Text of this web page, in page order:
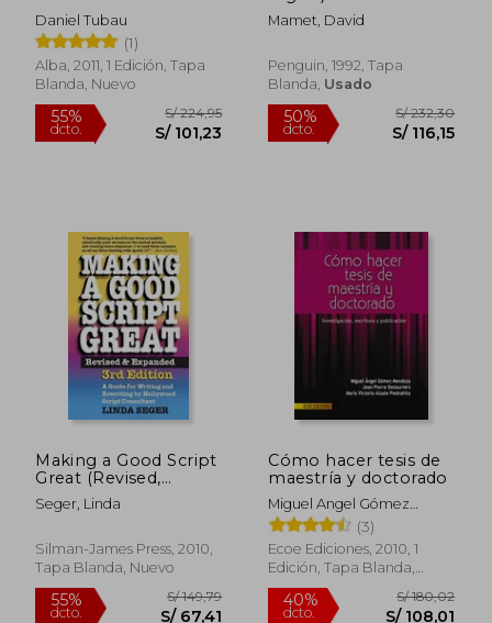
40%
dcto.
S/ 154,49
S/ 92,69
Narrativa en el Mundo
Digital (Fuera de
Campo)
Daniel Tubau
(1)
Alba, 2011, 1 Edición, Tapa
Blanda, Nuevo
Mamet, David
Penguin, 1992, Tapa
Blanda, Usado
Making a Good Script
Great (Revised,
Expanded) (en Inglés)
Seger, Linda
Silman-James Press, 2010,
Tapa Blanda, Nuevo
Cómo hacer tesis de
maestría y doctorado
Miguel Angel Gómez
Mendoza, Jean Pierre
Deslauriers, María Victoria
Alzate Piedrahita
(3)
Ecoe Ediciones, 2010, 1
Edición, Tapa Blanda,
Nuevo